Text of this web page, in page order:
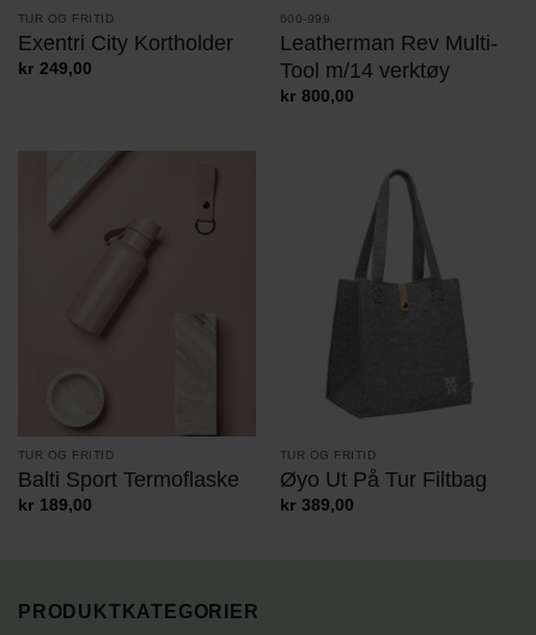
TUR OG FRITID
Exentri City Kortholder
kr 249,00
600-999
Leatherman Rev Multi-
Tool m/14 verktøy
kr 800,00
TUR OG FRITID
Balti Sport Termoflaske
kr 189,00
TUR OG FRITID
Øyo Ut På Tur Filtbag
kr 389,00
PRODUKTKATEGORIER